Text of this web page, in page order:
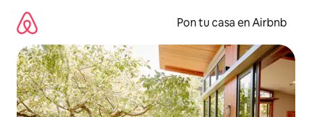
contenido
Pon tu casa en Airbnb